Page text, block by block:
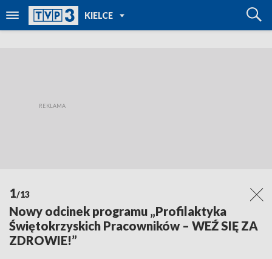
KIELCE
TVP REGIONY
1/13
Nowy odcinek programu „Profilaktyka
Świętokrzyskich Pracowników – WEŹ SIĘ ZA
ZDROWIE!”